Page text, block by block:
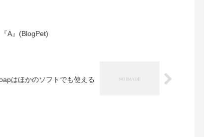
A』(BlogPet)
はほかのソフトでも使える